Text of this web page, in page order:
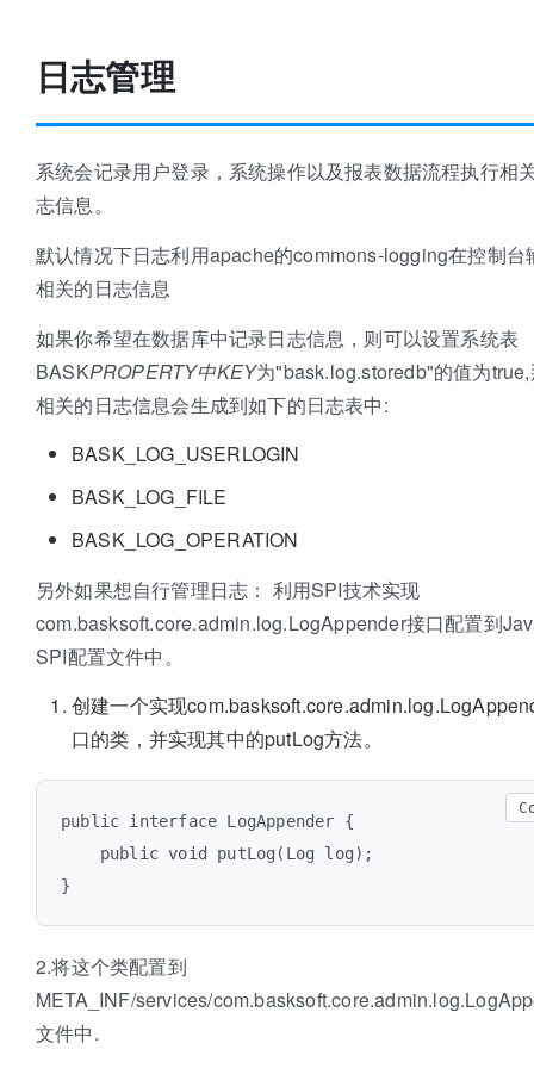
日志管理
系统会记录用户登录，系统操作以及报表数据流程执行相
志信息。
默认情况下日志利用apache的commons-logging在控制台
相关的日志信息
如果你希望在数据库中记录日志信息，则可以设置系统表
BASKPROPERTY中KEY为"bask.log.storedb"的值为
相关的日志信息会生成到如下的日志表中:
BASK_LOG_USERLOGIN
BASK_LOG_FILE
BASK_LOG_OPERATION
另外如果想自行管理日志： 利用SPI技术实现
com.basksoft.core.admin.log.LogAppender接口配置到
SPI配置文件中。
创建一个实现
口的类，并实现其中的putLog方法。
public interface LogAppender {
    public void putLog(Log log);
2.将这个类配置到
META_INF/services/
文件中.